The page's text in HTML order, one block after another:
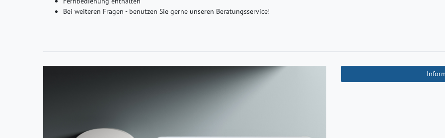
Bei weiteren Fragen - benutzen Sie gerne unseren Beratungsservice!